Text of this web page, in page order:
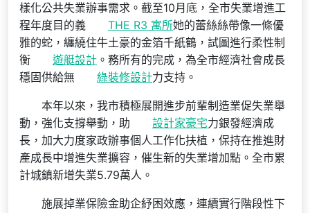
樣化公共失業辦事需求。截至10月底，全市失業增進工
程年度目的義
THE R3 寓所她的蕾絲絲帶像一條優
雅的蛇，纏繞住牛土豪的金箔千紙鶴，試圖進行柔性制
衡
遊艇設計 。務所有的完成，為全市經濟社會成長
穩固供給無
綠裝修設計力支持。
本年以來，我市積極展開進步前輩制造業促失業舉
動，強化支撐舉動，助
設計家豪宅力銀發經濟成
長，加大力度家政辦事個人工作化扶植，保持在推進財
產成長中增進失業擴容，催生新的失業增加點。全市累
計城鎮新增失業5.79萬人。
施展掉業保險金助企紓困效應，連續實行階段性下